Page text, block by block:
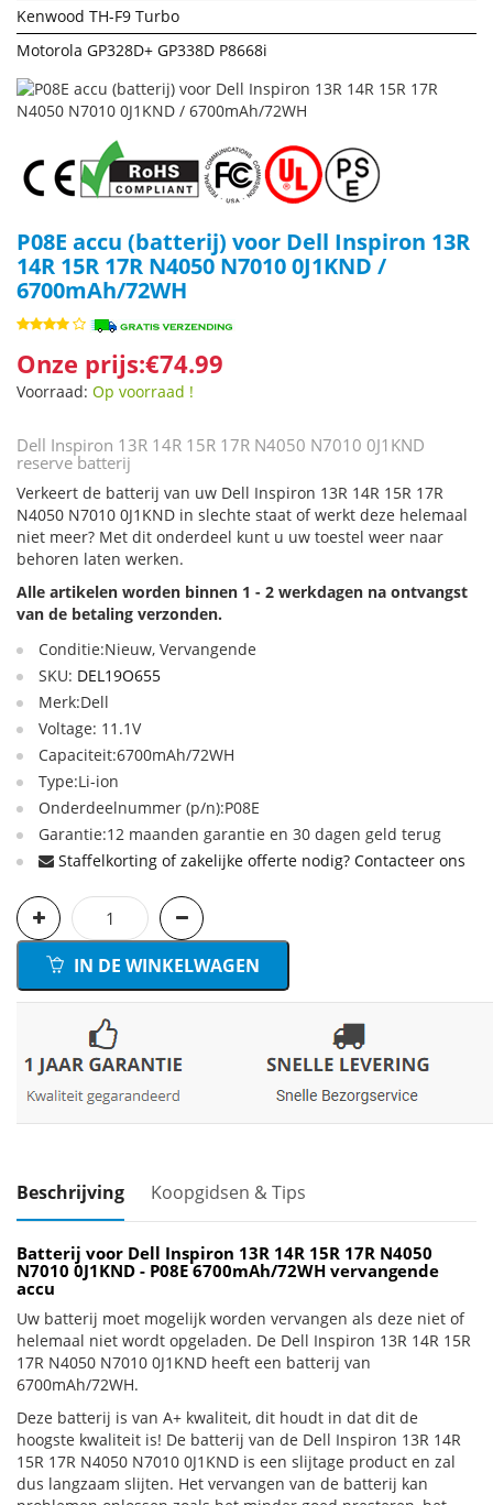
Kenwood TH-F9 Turbo
Motorola GP328D+ GP338D P8668i
P08E accu (batterij) voor Dell Inspiron 13R
14R 15R 17R N4050 N7010 0J1KND /
6700mAh/72WH
Onze prijs:€74.99
Voorraad: Op voorraad !
Dell Inspiron 13R 14R 15R 17R N4050 N7010 0J1KND
reserve batterij
Verkeert de batterij van uw Dell Inspiron 13R 14R 15R 17R
N4050 N7010 0J1KND in slechte staat of werkt deze helemaal
niet meer? Met dit onderdeel kunt u uw toestel weer naar
behoren laten werken.
Alle artikelen worden binnen 1 - 2 werkdagen na ontvangst
van de betaling verzonden.
Conditie:Nieuw, Vervangende
SKU: DEL19O655
Merk:Dell
Voltage: 11.1V
Capaciteit:6700mAh/72WH
Type:Li-ion
Onderdeelnummer (p/n):P08E
Garantie:12 maanden garantie en 30 dagen geld terug
Staffelkorting of zakelijke offerte nodig? Contacteer ons
IN DE WINKELWAGEN
Beschrijving Koopgidsen & Tips
Batterij voor Dell Inspiron 13R 14R 15R 17R N4050
N7010 0J1KND - P08E 6700mAh/72WH vervangende
accu
Uw batterij moet mogelijk worden vervangen als deze niet of
helemaal niet wordt opgeladen. De Dell Inspiron 13R 14R 15R
17R N4050 N7010 0J1KND heeft een batterij van
6700mAh/72WH.
Deze batterij is van A+ kwaliteit, dit houdt in dat dit de
hoogste kwaliteit is! De batterij van de Dell Inspiron 13R 14R
15R 17R N4050 N7010 0J1KND is een slijtage product en zal
dus langzaam slijten. Het vervangen van de batterij kan